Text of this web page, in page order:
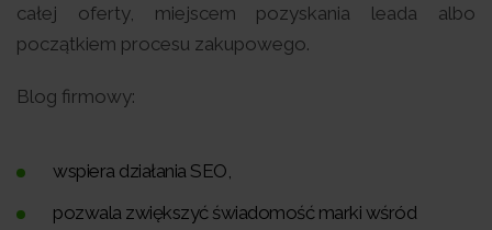
całej oferty, miejscem pozyskania leada albo
początkiem procesu zakupowego.
Blog firmowy:
wspiera działania SEO,
pozwala zwiększyć świadomość marki wśród